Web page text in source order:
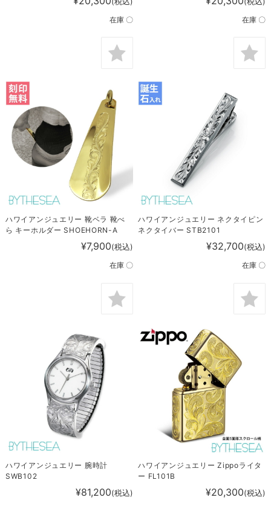
在庫 〇
在庫 〇
ハワイアンジュエリー 靴ベラ 靴べ
ら キーホルダー SHOEHORN-A
¥7,900(税込)
在庫 〇
ハワイアンジュエリー ネクタイピン
ネクタイバー STB2101
¥32,700(税込)
在庫 〇
ハワイアンジュエリー 腕時計
SWB102
¥81,200(税込)
ハワイアンジュエリー Zippoライタ
ー FL101B
¥20,300(税込)